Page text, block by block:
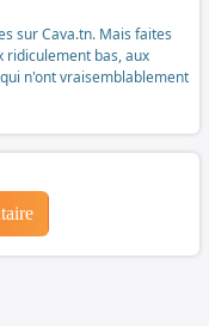
sur Cava.tn. Mais faites
ridiculement bas, aux
n'ont vraisemblablement